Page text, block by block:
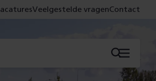
Veelgestelde vragenContact
Menu